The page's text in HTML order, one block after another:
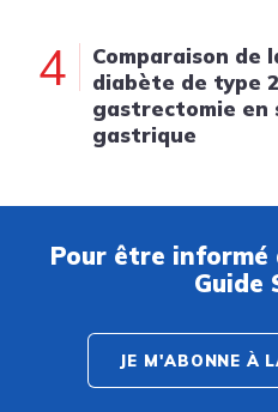
4
Comparaison de
diabète de type
gastrectomie en
gastrique
Pour être
Guide
JE M'ABONNE À